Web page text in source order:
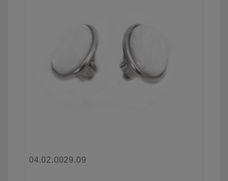
04.02.0029.09